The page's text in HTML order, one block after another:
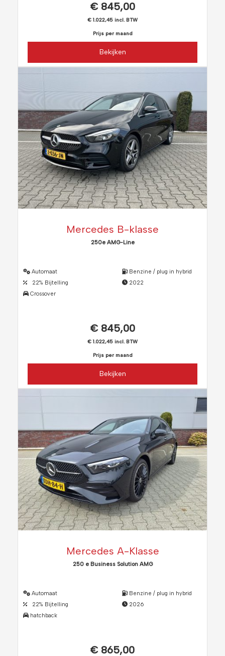
€ 845,00
€ 1.022,45 incl. BTW
Prijs per maand
Bekijken
Mercedes B-klasse
250e AMG-Line
Automaat
22% Bijtelling
Crossover
Benzine / plug in hybrid
2022
€ 845,00
€ 1.022,45 incl. BTW
Prijs per maand
Bekijken
Mercedes A-Klasse
250 e Business Solution AMG
Automaat
22% Bijtelling
hatchback
Benzine / plug in hybrid
2026
€ 865,00